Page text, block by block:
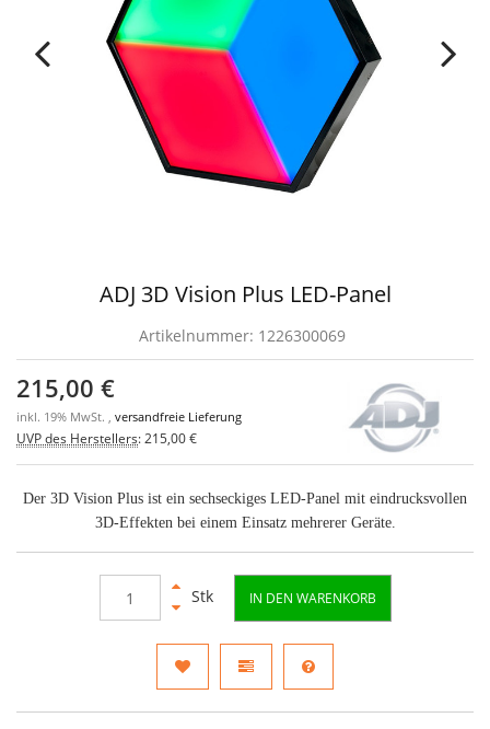
ADJ 3D Vision Plus LED-Panel
Artikelnummer: 1226300069
215,00 €
inkl. 19% MwSt. , versandfreie Lieferung
UVP des Herstellers: 215,00 €
Der 3D Vision Plus ist ein sechseckiges LED-Panel mit eindrucksvollen
3D-Effekten bei einem Einsatz mehrerer Geräte.
Stk IN DEN WARENKORB